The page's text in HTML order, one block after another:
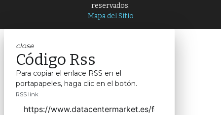
reservados.
Mapa del Sitio
close
Código Rss
Para copiar el enlace RSS en el
portapapeles, haga clic en el botón.
RSS link